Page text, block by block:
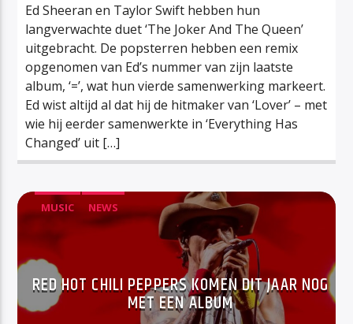
Ed Sheeran en Taylor Swift hebben hun
langverwachte duet ‘The Joker And The Queen’
uitgebracht. De popsterren hebben een remix
opgenomen van Ed’s nummer van zijn laatste
album, ‘=’, wat hun vierde samenwerking markeert.
Ed wist altijd al dat hij de hitmaker van ‘Lover’ – met
wie hij eerder samenwerkte in ‘Everything Has
Changed’ uit […]
MUSIC NEWS
RED HOT CHILI PEPPERS KOMEN DIT JAAR NOG
MET EEN ALBUM